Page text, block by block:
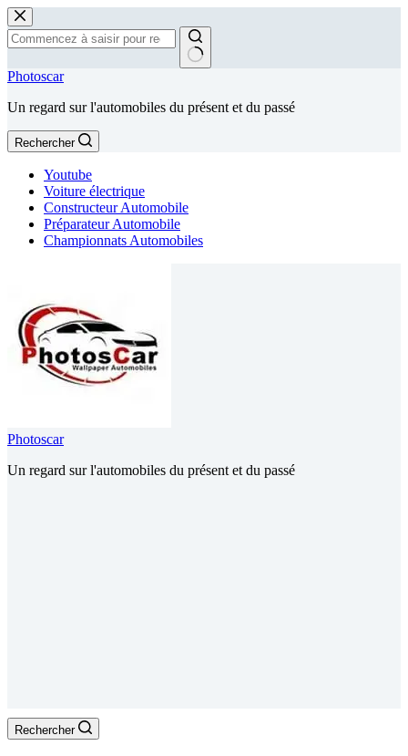
Passer
au
contenu
Aucun
Photoscar
Un regard sur l'automobiles du présent et du passé
Rechercher
Youtube
Voiture électrique
Constructeur Automobile
Préparateur Automobile
Championnats Automobiles
Photoscar
Un regard sur l'automobiles du présent et du passé
Rechercher